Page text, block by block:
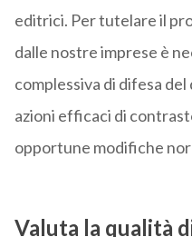
editrici. Per tutelare il
dalle nostre imprese è
complessiva di difesa
azioni efficaci di
opportune modifiche
Valuta la qualità